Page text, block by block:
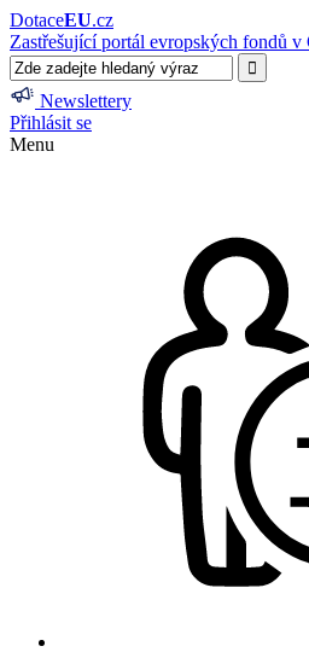
DotaceEU.cz
Zastřešující portál evropských fondů v
Newslettery
Přihlásit se
Menu